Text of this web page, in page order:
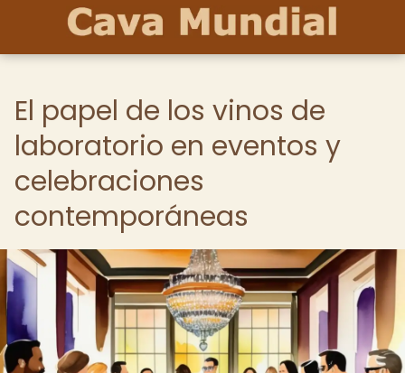
El papel de los vinos de
laboratorio en eventos y
celebraciones
contemporáneas